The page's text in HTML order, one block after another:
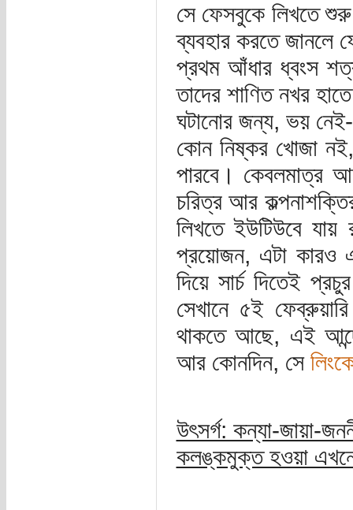
সে ফেসবুকে লিখতে শুরু
ব্যবহার করতে জানলে
প্রথম আঁধার ধ্বংস
তাদের শাণিত নখর
ঘটানোর জন্য, ভয়
কোন নিষ্কর খোজা
পারবে। কেবলমাত্র
চরিত্র আর
লিখতে ইউটিউবে যায়
প্রয়োজন, এটা কারও
দিয়ে সার্চ দিতেই
সেখানে ৫ই
থাকতে আছে, এই
আর কোনদিন, সে
উৎসর্গ: কন্যা-জায়া-
কলঙ্কমুক্ত হওয়া